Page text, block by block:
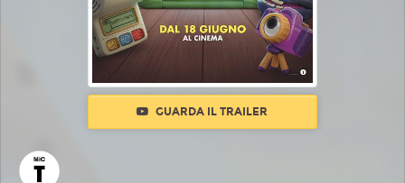
GUARDA IL TRAILER